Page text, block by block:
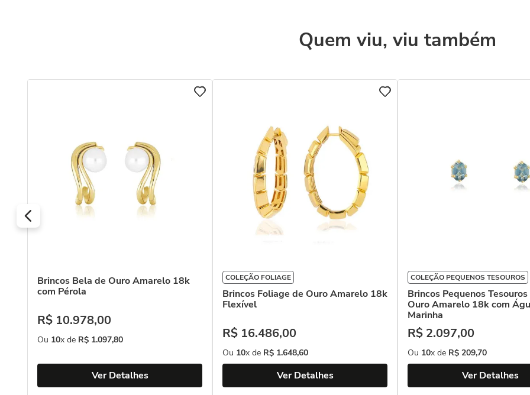
Quem viu, viu também
Brincos Bela de Ouro Amarelo 18k
com Pérola
R$ 10.978,00
Ou 10x de R$ 1.097,80
Ver Detalhes
COLEÇÃO FOLIAGE
Brincos Foliage de Ouro Amarelo 18k
Flexível
R$ 16.486,00
Ou 10x de R$ 1.648,60
Ver Detalhes
COLEÇÃO PEQUENOS TESOUROS
Brincos Pequenos
Ouro Amarelo 18k com
Marinha
R$ 2.097,00
Ou 10x de R$ 209,70
Ver Detalhes